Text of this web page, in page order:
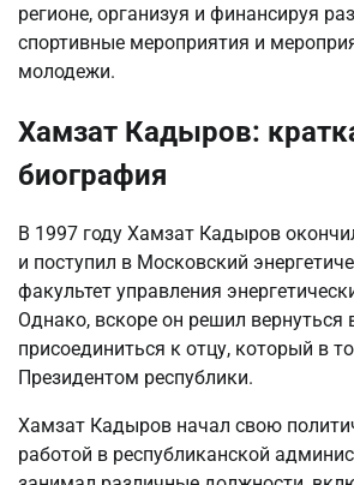
регионе, организуя и финансируя
спортивные мероприятия и
молодежи.
Хамзат Кадыров:
биография
В 1997 году Хамзат Кадыров
и поступил в Московский
факультет управления
Однако, вскоре он решил вернуться
присоединиться к отцу, который в
Президентом республики.
Хамзат Кадыров начал свою
работой в республиканской